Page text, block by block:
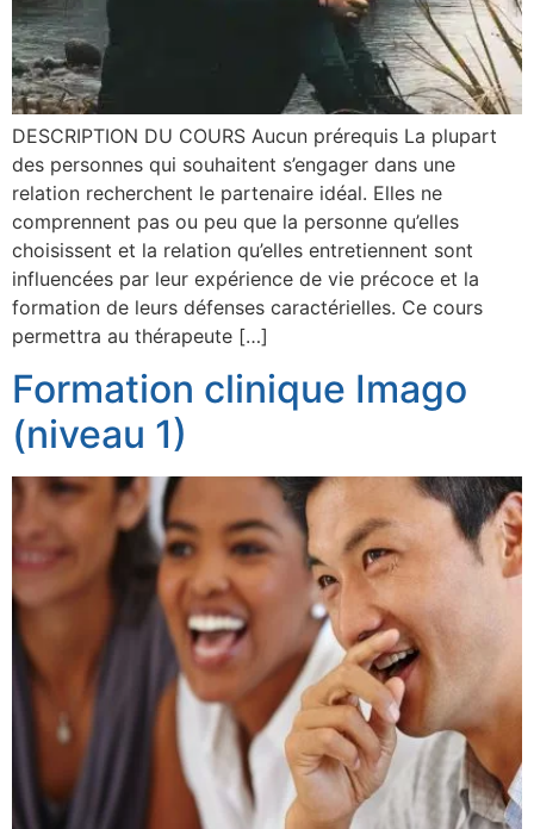
DESCRIPTION DU COURS Aucun prérequis La plupart
des personnes qui souhaitent s’engager dans une
relation recherchent le partenaire idéal. Elles ne
comprennent pas ou peu que la personne qu’elles
choisissent et la relation qu’elles entretiennent sont
influencées par leur expérience de vie précoce et la
formation de leurs défenses caractérielles. Ce cours
permettra au thérapeute […]
Formation clinique Imago
(niveau 1)